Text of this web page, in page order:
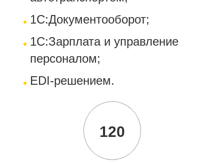
1С:Документооборот;
1С:Зарплата и управление
персоналом;
EDI-решением.
120